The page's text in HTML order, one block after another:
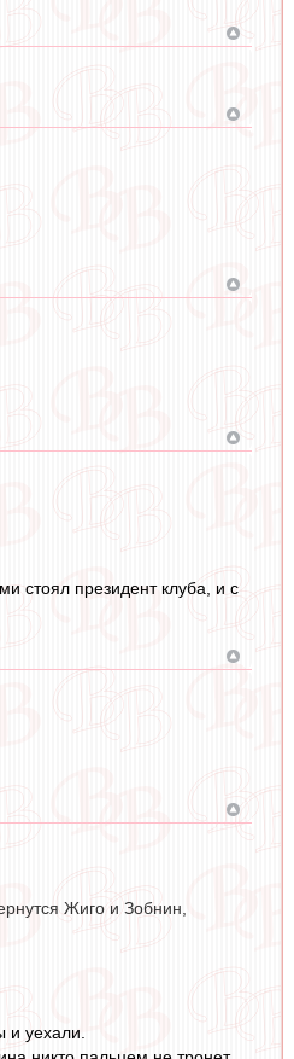
стоял президент клуба, и с
Жиго и Зобнин,
и уехали.